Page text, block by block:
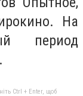
На
период
Ctrl + Enter, щоб